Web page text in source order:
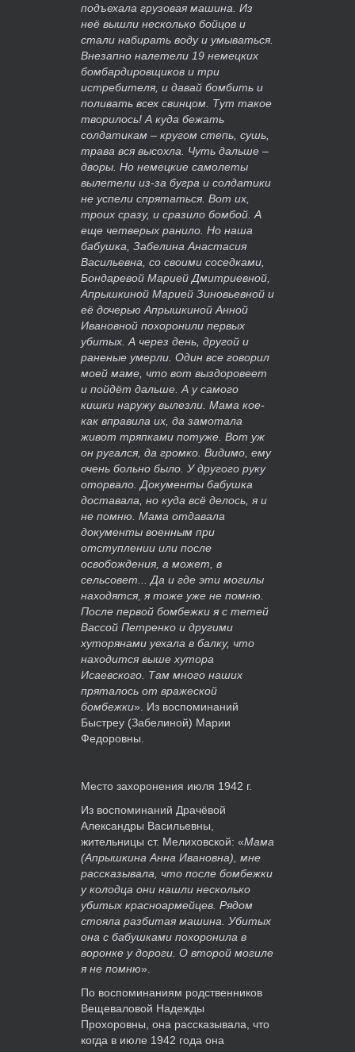
подъехала грузовая машина. Из
неё вышли несколько бойцов и
стали набирать воду и умываться.
Внезапно налетели 19 немецких
бомбардировщиков и три
истребителя, и давай бомбить и
поливать всех свинцом. Тут такое
творилось! А куда бежать
солдатикам – кругом степь, сушь,
трава вся высохла. Чуть дальше –
дворы. Но немецкие самолеты
вылетели из-за бугра и солдатики
не успели спрятаться. Вот их,
троих сразу, и сразило бомбой. А
еще четверых ранило. Но наша
бабушка, Забелина Анастасия
Васильевна, со своими соседками,
Бондаревой Марией Дмитриевной,
Апрышкиной Марией Зиновьевной и
её дочерью Апрышкиной Анной
Ивановной похоронили первых
убитых. А через день, другой и
раненые умерли. Один все говорил
моей маме, что вот выздоровеет
и пойдёт дальше. А у самого
кишки наружу вылезли. Мама кое-
как вправила их, да замотала
живот тряпками потуже. Вот уж
он ругался, да громко. Видимо, ему
очень больно было. У другого руку
оторвало. Документы бабушка
доставала, но куда всё делось, я и
не помню. Мама отдавала
документы военным при
отступлении или после
освобождения, а может, в
сельсовет... Да и где эти могилы
находятся, я тоже уже не помню.
После первой бомбежки я с тетей
Вассой Петренко и другими
хуторянами уехала в балку, что
находится выше хутора
Исаевского. Там много наших
пряталось от вражеской
бомбежки». Из воспоминаний
Быстреу (Забелиной) Марии
Федоровны.
Место захоронения июля 1942 г.
Из воспоминаний Драчёвой
Александры Васильевны,
жительницы ст. Мелиховской: «Мама
(Апрышкина Анна Ивановна), мне
рассказывала, что после бомбежки
у колодца они нашли несколько
убитых красноармейцев. Рядом
стояла разбитая машина. Убитых
она с бабушками похоронила в
воронке у дороги. О второй могиле
я не помню».
По воспоминаниям родственников
Вещеваловой Надежды
Прохоровны, она рассказывала, что
когда в июле 1942 года она